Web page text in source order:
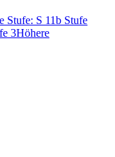
Stufe: S 11b Stufe
3Höhere